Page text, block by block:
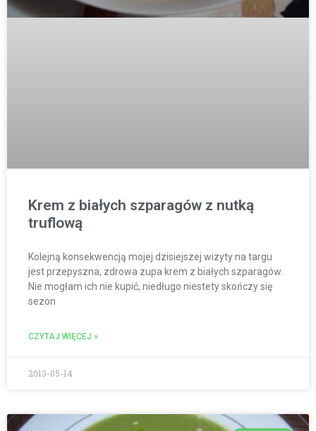
Krem z białych szparagów z nutką
truflową
Kolejną konsekwencją mojej dzisiejszej wizyty na targu
jest przepyszna, zdrowa zupa krem z białych szparagów.
Nie mogłam ich nie kupić, niedługo niestety skończy się
sezon
CZYTAJ WIĘCEJ »
2013-05-14